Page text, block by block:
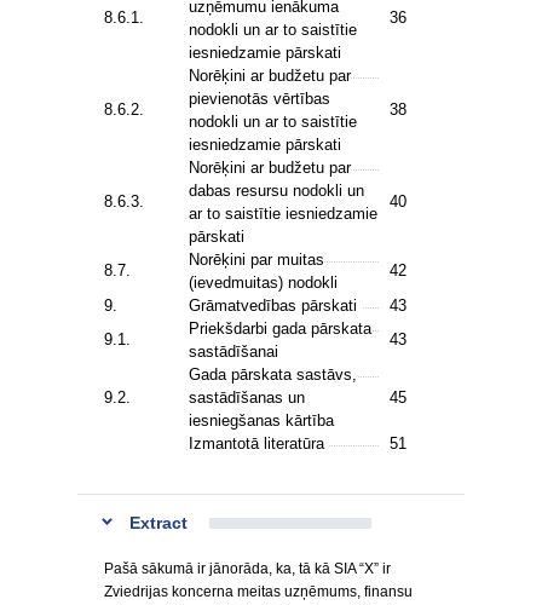
8.6.1.
uzņēmumu ienākuma
nodokli un ar to saistītie
iesniedzamie pārskati
36
8.6.2.
Norēķini ar budžetu par
pievienotās vērtības
nodokli un ar to saistītie
iesniedzamie pārskati
38
8.6.3.
Norēķini ar budžetu par
dabas resursu nodokli un
ar to saistītie iesniedzamie
pārskati
40
8.7.
Norēķini par muitas
(ievedmuitas) nodokli
42
9.
Grāmatvedības pārskati
43
9.1.
Priekšdarbi gada pārskata
sastādīšanai
43
9.2.
Gada pārskata sastāvs,
sastādīšanas un
iesniegšanas kārtība
45
Izmantotā literatūra 51
Extract
Pašā sākumā ir jānorāda, ka, tā kā SIA “X” ir
Zviedrijas koncerna meitas uzņēmums, finansu